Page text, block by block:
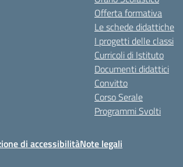
Offerta formativa
Le schede didattiche
I progetti delle classi
Curricoli di Istituto
Documenti didattici
Convitto
Corso Serale
Programmi Svolti
di accessibilitàNote legali